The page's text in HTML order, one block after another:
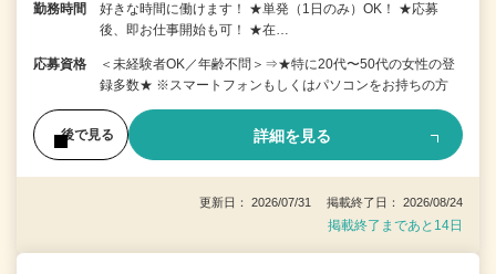
勤務時間
好きな時間に働けます！ ★単発（1日のみ）OK！ ★応募
後、即お仕事開始も可！ ★在…
応募資格
＜未経験者OK／年齢不問＞⇒★特に20代〜50代の女性の登
録多数★ ※スマートフォンもしくはパソコンをお持ちの方
後で見る 詳細を見る
更新日： 2026/07/31 掲載終了日： 2026/08/24
掲載終了まであと14日